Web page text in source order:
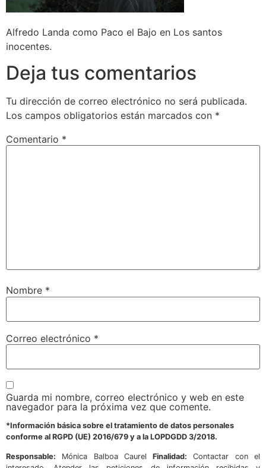
Alfredo Landa como Paco el Bajo en Los santos
inocentes.
Deja tus comentarios
Tu dirección de correo electrónico no será publicada.
Los campos obligatorios están marcados con *
Comentario *
Nombre *
Correo electrónico *
Guarda mi nombre, correo electrónico y web en este
navegador para la próxima vez que comente.
*Información básica sobre el tratamiento de datos personales
conforme al RGPD (UE) 2016/679 y a la LOPDGDD 3/2018.
Responsable: Mónica Balboa CaurelFinalidad: Contactar con el